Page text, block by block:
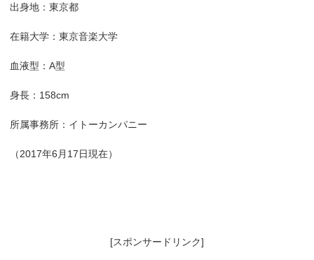
出身地：東京都
在籍大学：東京音楽大学
血液型：A型
身長：158cm
所属事務所：イトーカンパニー
（2017年6月17日現在）
[スポンサードリンク]